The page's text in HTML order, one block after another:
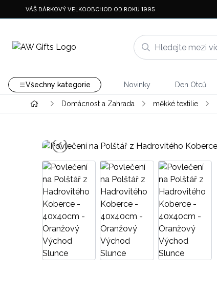
VÁŠ DÁRKOVÝ VELKOOBCHOD OD ROKU 1995
Všechny kategorie Novinky Den Otců
Domácnost a Zahrada měkké textilie